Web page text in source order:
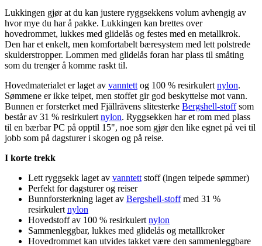
Lukkingen gjør at du kan justere ryggsekkens volum avhengig av
hvor mye du har å pakke. Lukkingen kan brettes over
hovedrommet, lukkes med glidelås og festes med en metallkrok.
Den har et enkelt, men komfortabelt bæresystem med lett polstrede
skulderstropper. Lommen med glidelås foran har plass til småting
som du trenger å komme raskt til.
Hovedmaterialet er laget av vanntett og 100 % resirkulert nylon.
Sømmene er ikke teipet, men stoffet gir god beskyttelse mot vann.
Bunnen er forsterket med Fjällrävens slitesterke Bergshell-stoffsom
består av 31 % resirkulert nylon. Ryggsekken har et rom med plass
til en bærbar PC på opptil 15", noe som gjør den like egnet på vei til
jobb som på dagsturer i skogen og på reise.
I korte trekk
Lett ryggsekk laget av vanntett stoff (ingen teipede sømmer)
Perfekt for dagsturer og reiser
Bunnforsterkning laget av Bergshell-stoffmed 31 %
resirkulert nylon
Hovedstoff av 100 % resirkulert nylon
Sammenleggbar, lukkes med glidelås og metallkroker
Hovedrommet kan utvides takket være den sammenleggbare